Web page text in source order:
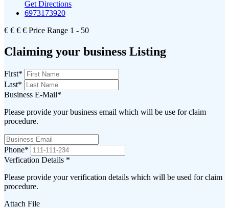
Get Directions
6973173920
€ € € € Price Range 1 - 50
Claiming your business Listing
First*
Last*
Business E-Mail*
Please provide your business email which will be use for claim
procedure.
Phone*
Verfication Details *
Please provide your verification details which will be used for claim
procedure.
Attach File